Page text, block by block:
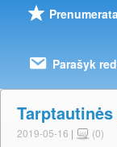
Parašyk
2019-05-16 | (0)